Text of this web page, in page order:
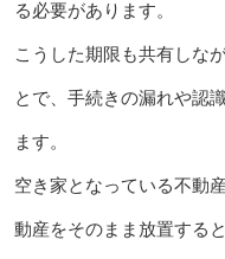
る必要があります。
こうした期限も共有しな
とで、手続きの漏れや認
ます。
空き家となっている不動
動産をそのまま放置する